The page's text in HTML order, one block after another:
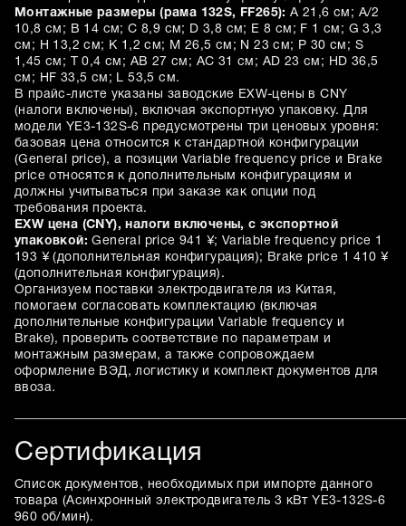
Монтажные размеры (рама 132S, FF265): A 21,6 см; A/2
10,8 см; B 14 см; C 8,9 см; D 3,8 см; E 8 см; F 1 см; G 3,3
см; H 13,2 см; K 1,2 см; M 26,5 см; N 23 см; P 30 см; S
1,45 см; T 0,4 см; AB 27 см; AC 31 см; AD 23 см; HD 36,5
см; HF 33,5 см; L 53,5 см.
В прайс-листе указаны заводские EXW-цены в CNY
(налоги включены), включая экспортную упаковку. Для
модели YE3-132S-6 предусмотрены три ценовых уровня:
базовая цена относится к стандартной конфигурации
(General price), а позиции Variable frequency price и Brake
price относятся к дополнительным конфигурациям и
должны учитываться при заказе как опции под
требования проекта.
EXW цена (CNY), налоги включены, с экспортной
упаковкой: General price 941 ¥; Variable frequency price 1
193 ¥ (дополнительная конфигурация); Brake price 1 410 ¥
(дополнительная конфигурация).
Организуем поставки электродвигателя из Китая,
помогаем согласовать комплектацию (включая
дополнительные конфигурации Variable frequency и
Brake), проверить соответствие по параметрам и
монтажным размерам, а также сопровождаем
оформление ВЭД, логистику и комплект документов для
ввоза.
Сертификация
Список документов, необходимых при импорте данного
товара (Асинхронный электродвигатель 3 кВт YE3-132S-6
960 об/мин).